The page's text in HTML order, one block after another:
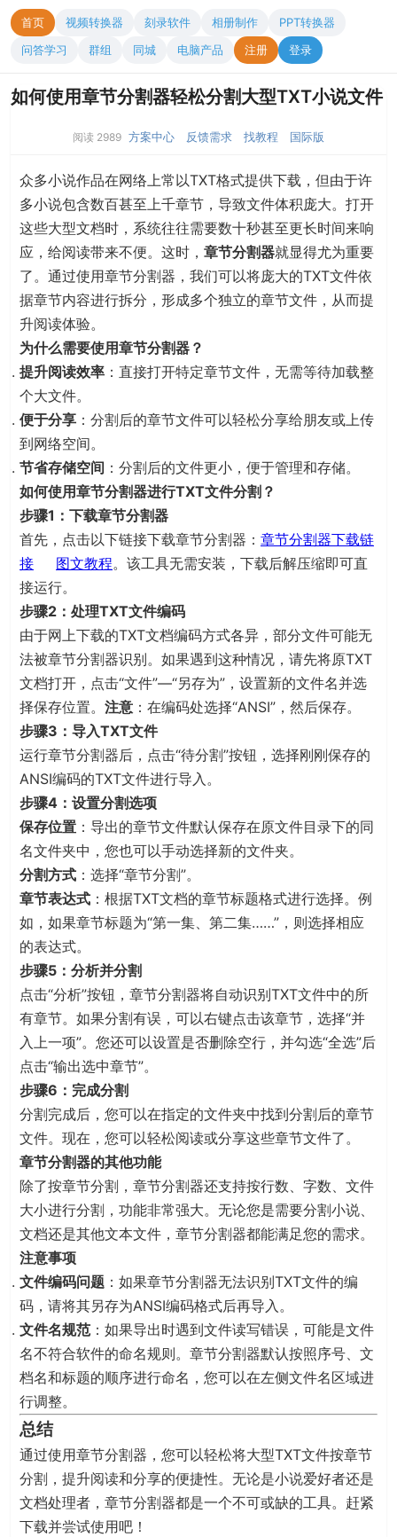
首页 视频转换器 刻录软件 相册制作
PPT转换器
问答学习
群组 同城 电脑产品 注册 登录
如何使用章节分割器轻松分割大型TXT小说文件
阅读 2989 方案中心 反馈需求 找教程 国际版
众多小说作品在网络上常以TXT格式提供下载，但由于许
多小说包含数百甚至上千章节，导致文件体积庞大。打开
这些大型文档时，系统往往需要数十秒甚至更长时间来响
应，给阅读带来不便。这时， 章节分割器就显得尤为重要
了。通过使用章节分割器，我们可以将庞大的TXT文件依
据章节内容进行拆分，形成多个独立的章节文件，从而提
升阅读体验。
为什么需要使用章节分割器？
提升阅读效率 ：直接打开特定章节文件，无需等待加载整
个大文件。
便于分享 ：分割后的章节文件可以轻松分享给朋友或上传
到网络空间。
节省存储空间 ：分割后的文件更小，便于管理和存储。
如何使用章节分割器进行TXT文件分割？
步骤1：下载章节分割器
首先，点击以下链接下载章节分割器： 章节分割器下载链
接
图文教程。该工具无需安装，下载后解压缩即可直
接运行。
步骤2：处理TXT文件编码
由于网上下载的TXT文档编码方式各异，部分文件可能无
法被章节分割器识别。如果遇到这种情况，请先将原TXT
文档打开，点击“文件”—“另存为”，设置新的文件名并选
择保存位置。 注意 ：在编码处选择“ANSI”，然后保存。
步骤3：导入TXT文件
运行章节分割器后，点击“待分割”按钮，选择刚刚保存的
ANSI编码的TXT文件进行导入。
步骤4：设置分割选项
保存位置 ：导出的章节文件默认保存在原文件目录下的同
名文件夹中，您也可以手动选择新的文件夹。
分割方式 ：选择“章节分割”。
章节表达式 ：根据TXT文档的章节标题格式进行选择。例
如，如果章节标题为“第一集、第二集……”，则选择相应
的表达式。
步骤5：分析并分割
点击“分析”按钮，章节分割器将自动识别TXT文件中的所
有章节。如果分割有误，可以右键点击该章节，选择“并
入上一项”。您还可以设置是否删除空行，并勾选“全选”后
点击“输出选中章节”。
步骤6：完成分割
分割完成后，您可以在指定的文件夹中找到分割后的章节
文件。现在，您可以轻松阅读或分享这些章节文件了。
章节分割器的其他功能
除了按章节分割，章节分割器还支持按行数、字数、文件
大小进行分割，功能非常强大。无论您是需要分割小说、
文档还是其他文本文件，章节分割器都能满足您的需求。
注意事项
文件编码问题 ：如果章节分割器无法识别TXT文件的编
码，请将其另存为ANSI编码格式后再导入。
文件名规范：如果导出时遇到文件读写错误，可能是文件
名不符合软件的命名规则。章节分割器默认按照序号、文
档名和标题的顺序进行命名，您可以在左侧文件名区域进
行调整。
总结
通过使用章节分割器，您可以轻松将大型TXT文件按章节
分割，提升阅读和分享的便捷性。无论是小说爱好者还是
文档处理者，章节分割器都是一个不可或缺的工具。赶紧
下载并尝试使用吧！